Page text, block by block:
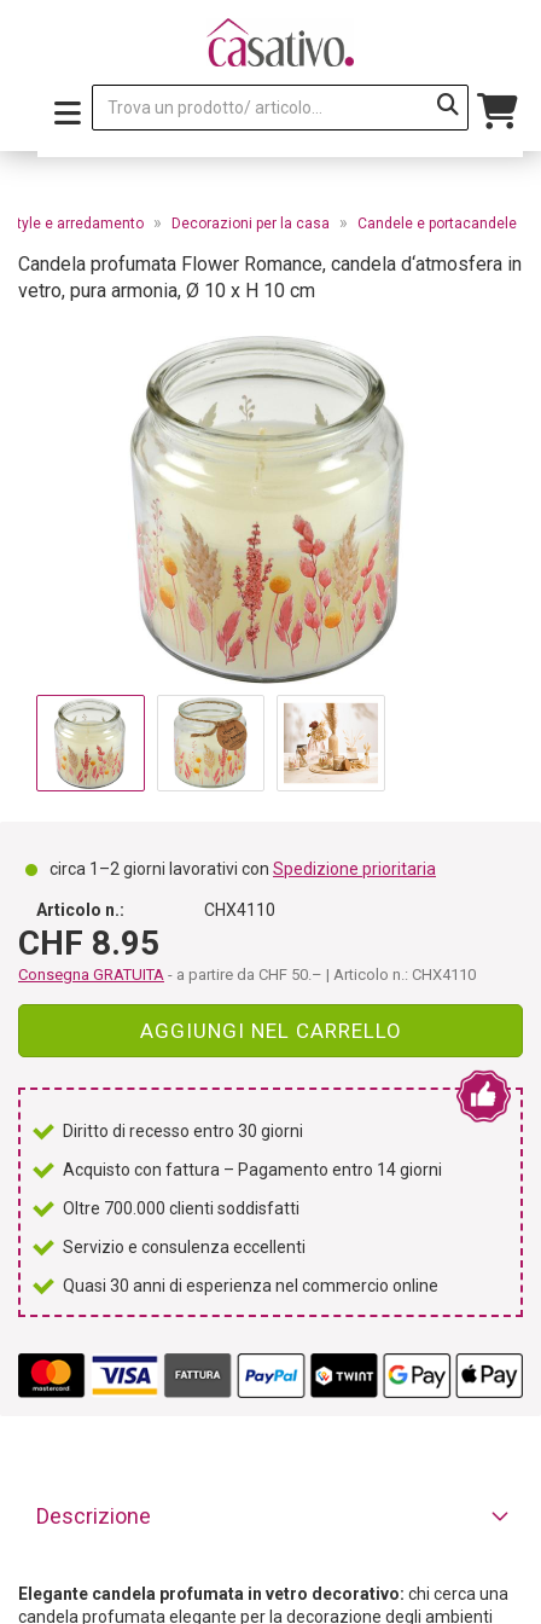
e arredamento » Decorazioni per la casa » Candele e portacandele
Candela profumata Flower Romance, candela d‘atmosfera in
vetro, pura armonia, Ø 10 x H 10 cm
circa 1–2 giorni lavorativi con Spedizione prioritaria
Articolo n.: CHX4110
CHF 8.95
Consegna GRATUITA - a partire da CHF 50.– | Articolo n.: CHX4110
AGGIUNGI NEL CARRELLO
Diritto di recesso entro 30 giorni
Acquisto con fattura – Pagamento entro 14 giorni
Oltre 700.000 clienti soddisfatti
Servizio e consulenza eccellenti
Quasi 30 anni di esperienza nel commercio online
Descrizione
Elegante candela profumata in vetro decorativo: chi cerca una
candela profumata elegante per la decorazione degli ambienti